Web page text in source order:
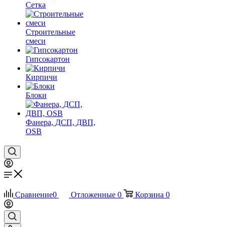
Сетка
Строительные
смеси
Гипсокартон
Кирпичи
Блоки
Фанера, ДСП, ДВП,
OSB
Сравнение0 Отложенные 0 Корзина 0